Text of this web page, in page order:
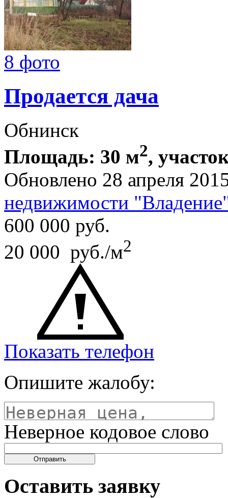
8 фото
Продается дача
Обнинск
Площадь: 30 м2,
Обновлено 28 апреля
недвижимости
600 000 руб.
20 000 руб./м2
Показать телефон
Опишите жалобу:
Неверное кодовое слово
Оставить заявку